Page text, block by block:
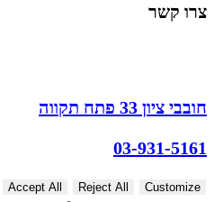
צרו קשר
חובבי ציון 33 פתח תקווה
03-931-5161
Customize
Reject All
Accept All